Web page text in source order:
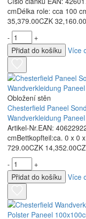
cmDélka role: cca 100
35,379.00CZK
-
+
Přidat do košíku
Více
Obložení stěn
Chesterfield Paneel
Wandverkleidung
Artikel-Nr.EAN:
cmBettkopfteil:ca. 0 x 0
729.00CZK
-
+
Přidat do košíku
Více